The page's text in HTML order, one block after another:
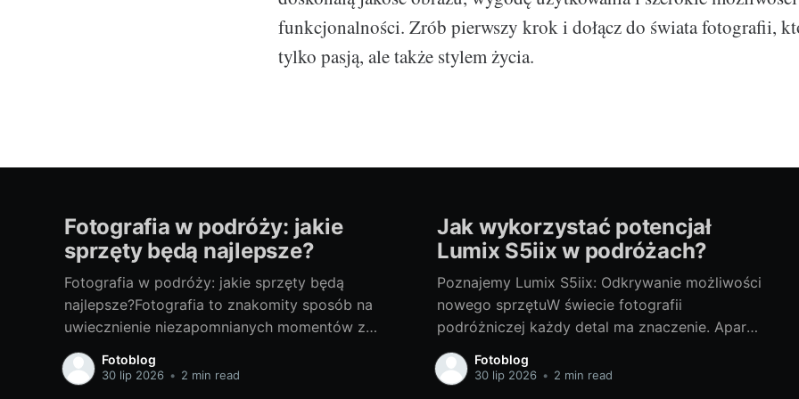
funkcjonalności. Zrób pierwszy krok i dołącz do świata fotografii,
tylko pasją, ale także stylem życia.
Fotografia w podróży: jakie
sprzęty będą najlepsze?
Fotografia w podróży: jakie sprzęty będą
najlepsze?Fotografia to znakomity sposób na
uwiecznienie niezapomnianych momentów z
podróży. Odpowiedni sprzęt fotograficzny to
klucz do tworzenia doskonałych zdjęć. Poniżej
Fotoblog
30 lip 2026 • 2 min read
Jak wykorzystać potencjał
Lumix S5iix w podróżach?
Poznajemy Lumix S5iix: Odkrywanie możliwości
nowego sprzętuW świecie fotografii
podróżniczej każdy detal ma znaczenie. Aparat
to narzędzie, które pomaga uchwycić unikalne
chwile, eksplorować ciekawe krajobrazy i
Fotoblog
30 lip 2026 • 2 min read